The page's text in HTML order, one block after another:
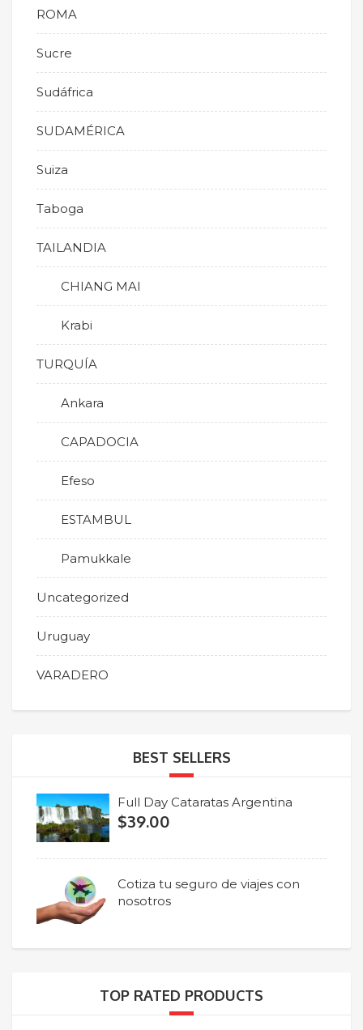
ROMA
Sucre
Sudáfrica
SUDAMÉRICA
Suiza
Taboga
TAILANDIA
CHIANG MAI
Krabi
TURQUÍA
Ankara
CAPADOCIA
Efeso
ESTAMBUL
Pamukkale
Uncategorized
Uruguay
VARADERO
BEST SELLERS
Full Day Cataratas Argentina
$39.00
Cotiza tu seguro de viajes con
nosotros
TOP RATED PRODUCTS